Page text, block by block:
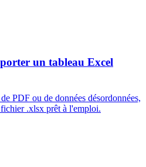
un tableau Excel
PDF ou de données désordonnées,
.xlsx prêt à l'emploi.